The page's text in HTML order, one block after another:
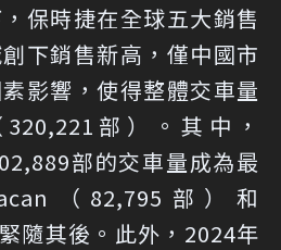
保時捷在全球五大銷售
下銷售新高，僅中國市
影響，使得整體交車量
部）。其中，
部的交車量成為最
（82,795部）和
隨其後。此外，2024年